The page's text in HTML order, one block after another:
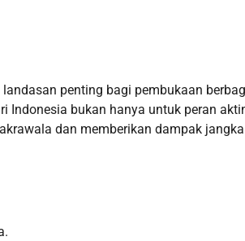
penting bagi pembukaan
Indonesia bukan hanya untuk peran
dan memberikan dampak jangka